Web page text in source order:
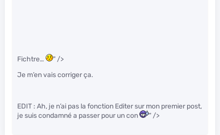
Fichtre…
" />
Je m’en vais corriger ça.
EDIT : Ah, je n’ai pas la fonction Editer sur mon premier post,
je suis condamné a passer pour un con
" />